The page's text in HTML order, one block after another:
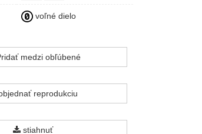
voľné dielo
medzi obľúbené
reprodukciu
stiahnuť